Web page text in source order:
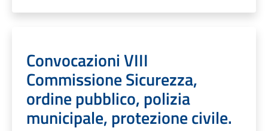
Convocazioni VIII
Commissione Sicurezza,
ordine pubblico, polizia
municipale, protezione civile.